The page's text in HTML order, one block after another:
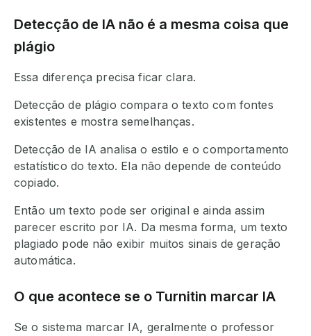
Detecção de IA não é a mesma coisa que
plágio
Essa diferença precisa ficar clara.
Detecção de plágio compara o texto com fontes
existentes e mostra semelhanças.
Detecção de IA analisa o estilo e o comportamento
estatístico do texto. Ela não depende de conteúdo
copiado.
Então um texto pode ser original e ainda assim
parecer escrito por IA. Da mesma forma, um texto
plagiado pode não exibir muitos sinais de geração
automática.
O que acontece se o Turnitin marcar IA
Se o sistema marcar IA, geralmente o professor